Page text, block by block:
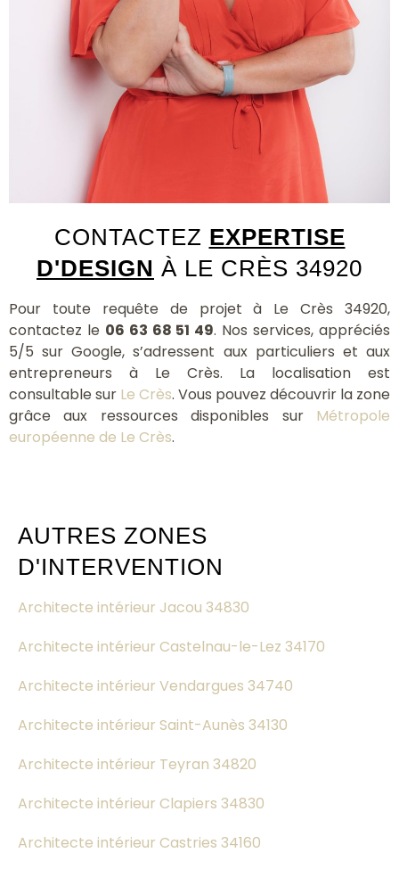
CONTACTEZ EXPERTISE
D'DESIGN À LE CRÈS 34920
Pour toute requête de projet à Le Crès 34920,
contactez le 06 63 68 51 49. Nos services, appréciés
5/5 sur Google, s’adressent aux particuliers et aux
entrepreneurs à Le Crès. La localisation est
consultable sur Le Crès. Vous pouvez découvrir la zone
grâce aux ressources disponibles sur Métropole
européenne de Le Crès.
AUTRES ZONES
D'INTERVENTION
Architecte intérieur Jacou 34830
Architecte intérieur Castelnau-le-Lez 34170
Architecte intérieur Vendargues 34740
Architecte intérieur Saint-Aunès 34130
Architecte intérieur Teyran 34820
Architecte intérieur Clapiers 34830
Architecte intérieur Castries 34160